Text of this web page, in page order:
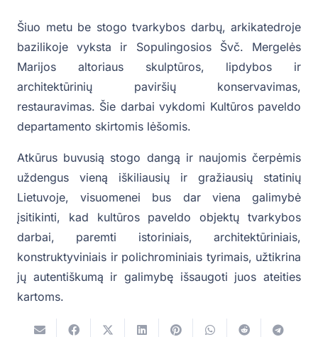
Šiuo metu be stogo tvarkybos darbų, arkikatedroje
bazilikoje vyksta ir Sopulingosios Švč. Mergelės
Marijos altoriaus skulptūros, lipdybos ir
architektūrinių paviršių konservavimas,
restauravimas. Šie darbai vykdomi Kultūros paveldo
departamento skirtomis lėšomis.
Atkūrus buvusią stogo dangą ir naujomis čerpėmis
uždengus vieną iškiliausių ir gražiausių statinių
Lietuvoje, visuomenei bus dar viena galimybė
įsitikinti, kad kultūros paveldo objektų tvarkybos
darbai, paremti istoriniais, architektūriniais,
konstruktyviniais ir polichrominiais tyrimais, užtikrina
jų autentiškumą ir galimybę išsaugoti juos ateities
kartoms.